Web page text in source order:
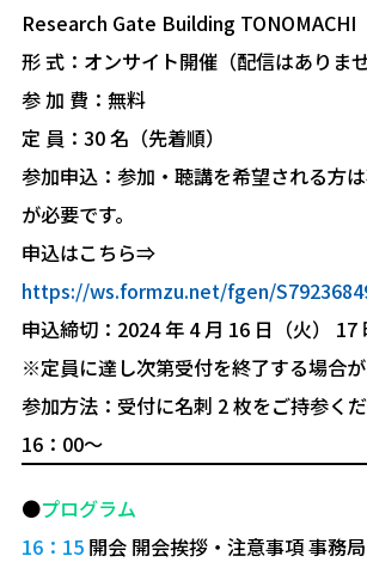
Research Gate Building TONOMACHI
形 式：オンサイト開催（配信はありませ
参 加 費：無料
定 員：30 名（先着順）
参加申込：参加・聴講を希望される方
が必要です。
申込はこちら⇒
https://ws.formzu.net/fgen/
申込締切：2024 年 4 月 16 日（火） 17
※定員に達し次第受付を終了する場合が
参加方法：受付に名刺 2 枚をご持参く
16：00～
●プログラム
16：15開会 開会挨拶・注意事項 事務局